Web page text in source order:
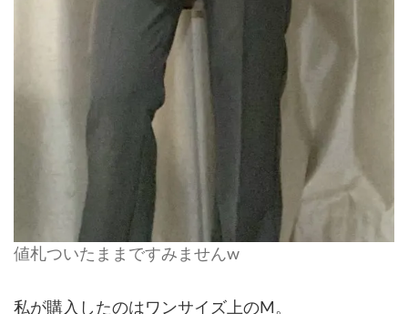
値札ついたままですみませんw
私が購入したのはワンサイズ上のM。